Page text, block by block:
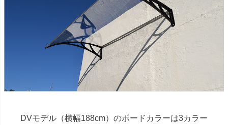
DVモデル（横幅188cm）のボードカラーは3カラー